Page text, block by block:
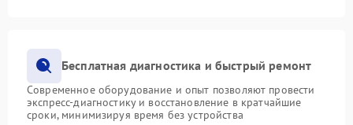
Бесплатная диагностика и быстрый ремонт
Современное оборудование и опыт позволяют провести
экспресс-диагностику и восстановление в кратчайшие
сроки, минимизируя время без устройства